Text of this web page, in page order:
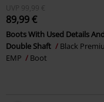
UVP
99,99 €
89,99 €
Boots With Used Details
Double Shaft
Black
EMP
Boot